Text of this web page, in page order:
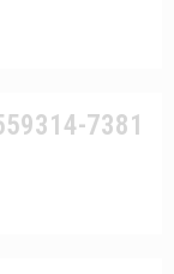
7381